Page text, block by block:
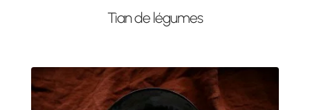
Tian de légumes